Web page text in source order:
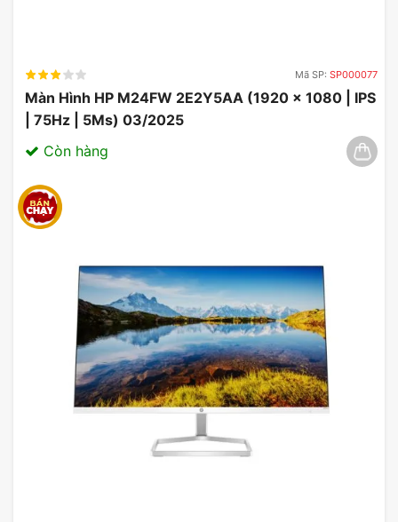
HD-PRO
Với tần số quét cao lên đến 180Hz và thời gian
đáp ứng nhanh chỉ 1ms, ViewSonic VX2479-HD-
PRO mang đến trải nghiệm chơi game mượt mà và
không bị giật lag. Hình ảnh chuyển động được hiển
thị mượt mà và rõ ràng.
Mã SP: SP000077
Màn Hình HP M24FW 2E2Y5AA (1920 x 1080 | IPS
| 75Hz | 5Ms) 03/2025
Còn hàng